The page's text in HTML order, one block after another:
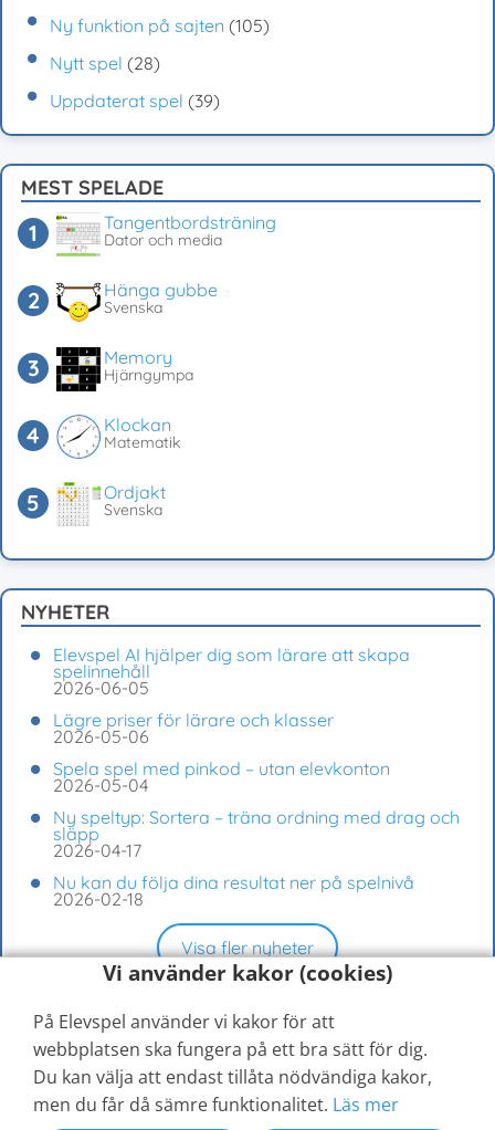
Ny funktion på sajten (105)
Nytt spel (28)
Uppdaterat spel (39)
MEST SPELADE
Tangentbordsträning
Dator och media
Hänga gubbe
Svenska
Memory
Hjärngympa
Klockan
Matematik
Ordjakt
Svenska
NYHETER
Elevspel AI hjälper dig som lärare att skapa
spelinnehåll
2026-06-05
Lägre priser för lärare och klasser
2026-05-06
Spela spel med pinkod – utan elevkonton
2026-05-04
Ny speltyp: Sortera – träna ordning med drag och
släpp
2026-04-17
Nu kan du följa dina resultat ner på spelnivå
2026-02-18
Visa fler nyheter
Vi använder kakor (cookies)
På Elevspel använder vi kakor för att
webbplatsen ska fungera på ett bra sätt för dig.
Du kan välja att endast tillåta nödvändiga kakor,
men du får då sämre funktionalitet. Läs mer